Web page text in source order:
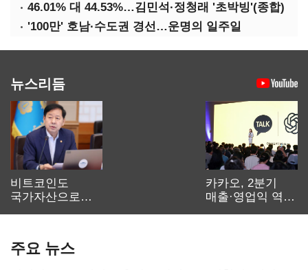
46.01% 대 44.53%…김민석·정청래 '초박빙'(종합)
'100만' 호남·수도권 경선…운명의 일주일
뉴스리듬
비트코인도
국가자산으로…'
카카오, 2분기
매출·영업익 역대
주요 뉴스